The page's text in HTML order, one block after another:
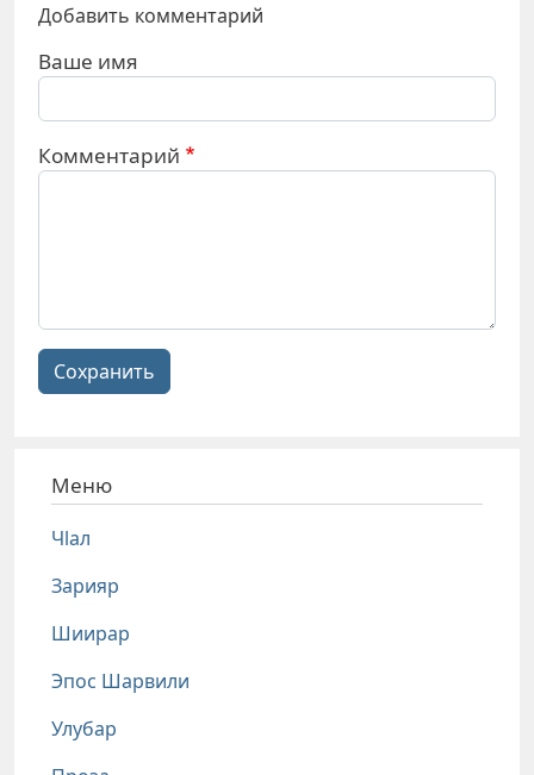
Добавить комментарий
Ваше имя
Комментарий
Сохранить
Меню
Чlал
Зарияр
Шиирар
Эпос Шарвили
Улубар